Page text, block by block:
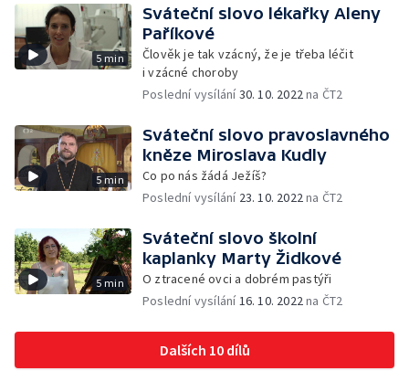
5 min
Sváteční slovo lékařky Aleny
Paříkové
Člověk je tak vzácný, že je třeba léčit
i vzácné choroby
Poslední vysílání30. 10. 2022na ČT2
5 min
Sváteční slovo pravoslavného
kněze Miroslava Kudly
Co po nás žádá Ježíš?
Poslední vysílání 23. 10. 2022na ČT2
5 min
Sváteční slovo školní
kaplanky Marty Židkové
O ztracené ovci a dobrém pastýři
Poslední vysílání16. 10. 2022na ČT2
Dalších 10 dílů